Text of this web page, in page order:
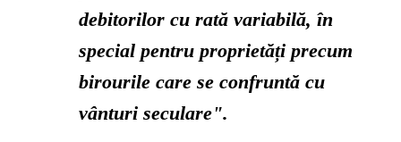
debitorilor cu rată variabilă, în
special pentru proprietăți precum
birourile care se confruntă cu
vânturi seculare".